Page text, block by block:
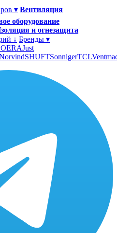
▾ Вентиляция
оборудование
и огнезащита
↓ Бренды ▾
ERAJust
SHUFTSonnigerTCL